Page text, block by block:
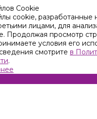
Cookie
cookie, разработанные
лицами, для
Продолжая просмотр
условия его
смотрите в
.